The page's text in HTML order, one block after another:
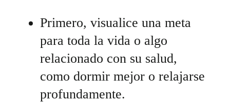
Primero, visualice una meta
para toda la vida o algo
relacionado con su salud,
como dormir mejor o relajarse
profundamente.